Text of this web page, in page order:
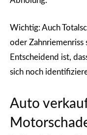
Wichtig: Auch
oder Zahnriemenriss
Entscheidend ist,
sich noch
Auto